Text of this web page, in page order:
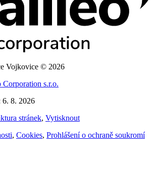
Vojkovice © 2026
Corporation s.r.o.
6. 8. 2026
stránek, Vytisknout
, Cookies, Prohlášení o ochraně soukromí